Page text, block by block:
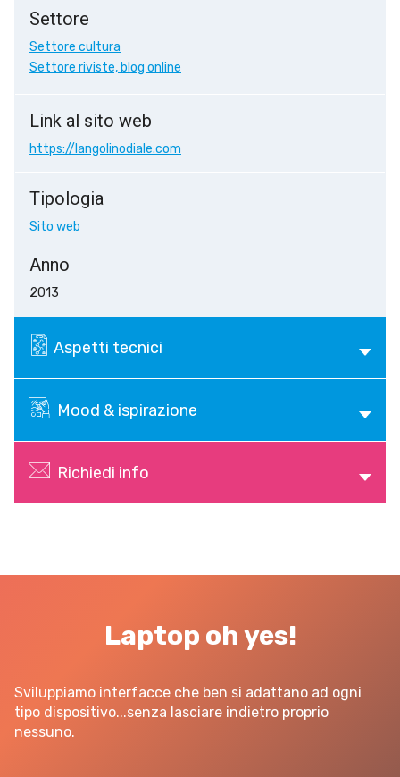
Settore
Settore cultura
Settore riviste, blog online
Link al sito web
https://langolinodiale.com
Tipologia
Sito web
Anno
2013
Aspetti tecnici
Mood & ispirazione
Richiedi info
Laptop oh yes!
Sviluppiamo interfacce che ben si adattano ad ogni
tipo dispositivo...senza lasciare indietro proprio
nessuno.